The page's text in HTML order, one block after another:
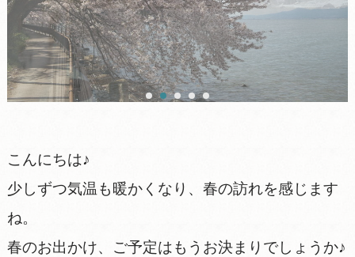
こんにちは♪
少しずつ気温も暖かくなり、春の訪れを感じます
ね。
春のお出かけ、ご予定はもうお決まりでしょうか♪